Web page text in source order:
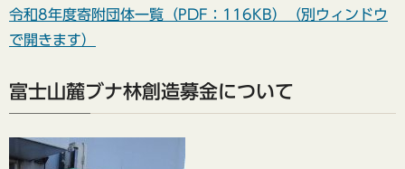
令和8年度寄附団体一覧（PDF：116KB）（別ウィンドウ
で開きます）
富士山麓ブナ林創造募金について